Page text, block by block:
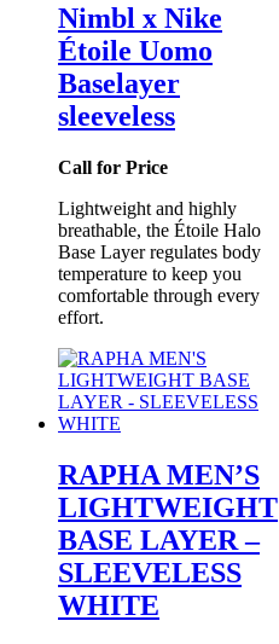
Nimbl x Nike
Étoile Uomo
Baselayer
sleeveless
Call for Price
Lightweight and highly
breathable, the Étoile Halo
Base Layer regulates body
temperature to keep you
comfortable through every
effort.
RAPHA MEN’S
LIGHTWEIGHT
BASE LAYER –
SLEEVELESS
WHITE